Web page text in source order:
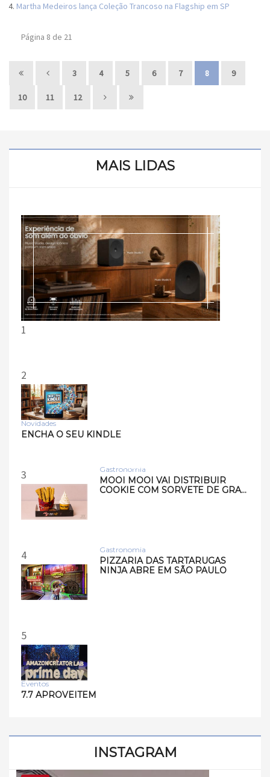
Martha Medeiros lança Coleção Trancoso na Flagship em SP
Página 8 de 21
3 4 5 6 7 8 9
10 11 12
MAIS LIDAS
1
Tecnologia
Musi…
2
Novidades
ENCHA O SEU KINDLE
3 Gastronomia
MOOI MOOI VAI DISTRIBUIR
COOKIE COM SORVETE DE GRA…
4 Gastronomia
PIZZARIA DAS TARTARUGAS
NINJA ABRE EM SÃO PAULO
5
Eventos
7.7 APROVEITEM
INSTAGRAM